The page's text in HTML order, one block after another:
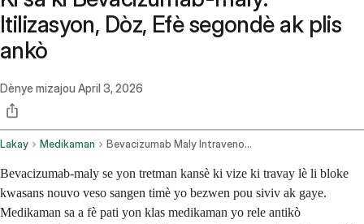
Itilizasyon, Dòz, Efè segondè ak plis
ankò
Dènye mizajou April 3, 2026
Lakay Medikaman Bevacizumab Maly Intravenous Route
Bevacizumab-maly se yon tretman kansè ki vize ki travay lè li bloke
kwasans nouvo veso sangen timè yo bezwen pou siviv ak gaye.
Medikaman sa a fè pati yon klas medikaman yo rele antikò